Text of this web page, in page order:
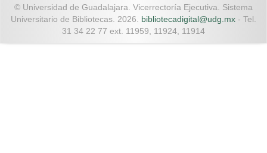
© Universidad de Guadalajara. Vicerrectoría Ejecutiva. Sistema
Universitario de Bibliotecas. 2026. bibliotecadigital@udg.mx - Tel.
31 34 22 77 ext. 11959, 11924, 11914